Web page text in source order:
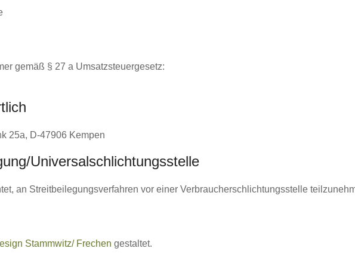
gemäß § 27 a Umsatzsteuergesetz:
25a, D-47906 Kempen
Universal­schlichtungs­stelle
an Streitbeilegungsverfahren vor einer Verbraucherschlichtungsstelle
Stammwitz/ Frechen gestaltet.